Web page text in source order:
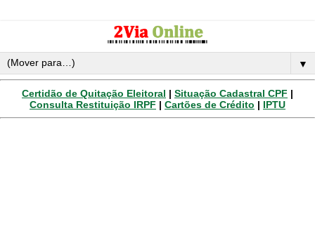
▼
Certidão de Quitação Eleitoral | Situação Cadastral CPF |
Consulta Restituição IRPF | Cartões de Crédito | IPTU